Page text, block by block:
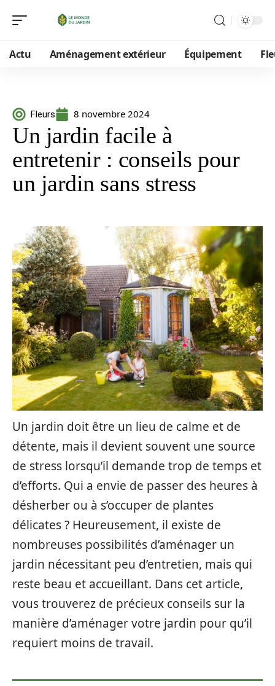
Actu Aménagement extérieur Équipement
Fleurs 8 novembre 2024
Un jardin facile à
entretenir : conseils pour
un jardin sans stress
Un jardin doit être un lieu de calme et de
détente, mais il devient souvent une source
de stress lorsqu’il demande trop de temps et
d’efforts. Qui a envie de passer des heures à
désherber ou à s’occuper de plantes
délicates ? Heureusement, il existe de
nombreuses possibilités d’aménager un
jardin nécessitant peu d’entretien, mais qui
reste beau et accueillant. Dans cet article,
vous trouverez de précieux conseils sur la
manière d’aménager votre jardin pour qu’il
requiert moins de travail.